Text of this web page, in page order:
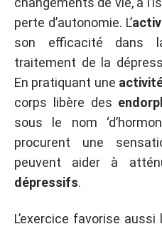
perte d’autonomie. L’
son efficacité dans
traitement de la
En pratiquant une
corps libère des
sous le nom
procurent une
peuvent aider à
dépressifs.
L’exercice favorise